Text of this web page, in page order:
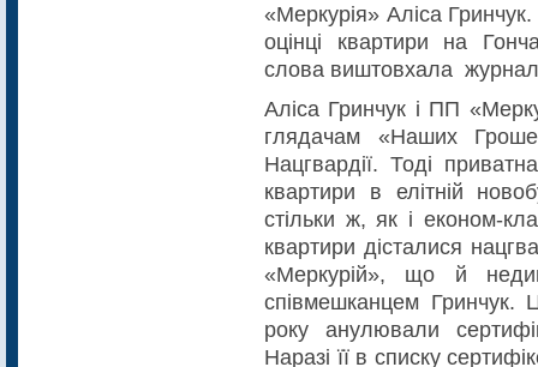
«Меркурія» Аліса
оцінці квартири на
слова виштовхала
Аліса Гринчук і ПП
глядачам «Наших
Нацгвардії. Тоді
квартири в елітній
стільки ж, як і економ-
квартири дісталися
«Меркурій», що й
співмешканцем Гринчук.
року анулювали
Наразі її в списку